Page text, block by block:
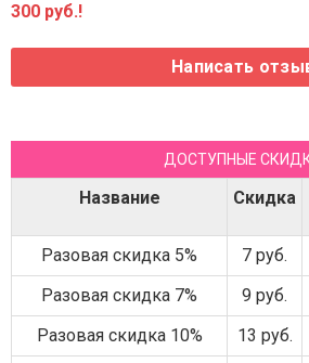
300 руб.!
ДОСТУПНЫЕ
Название Скидка
Разовая скидка 5% 7 руб.
Разовая скидка 7%
9 руб.
Разовая скидка 10%
13 руб.